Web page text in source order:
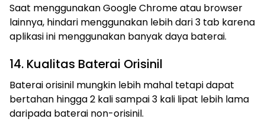
Saat menggunakan Google Chrome atau browser
lainnya, hindari menggunakan lebih dari 3 tab karena
aplikasi ini menggunakan banyak daya baterai.
14. Kualitas Baterai Orisinil
Baterai orisinil mungkin lebih mahal tetapi dapat
bertahan hingga 2 kali sampai 3 kali lipat lebih lama
daripada baterai non-orisinil.